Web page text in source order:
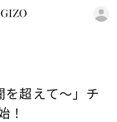
を超えて～」チ
！